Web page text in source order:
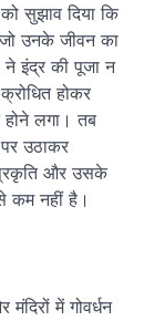
सुझाव दिया कि
जो उनके जीवन का
इंद्र की पूजा न
होकर
लगा। तब
उठाकर
प्रकृति और उसके
कम नहीं है।
में गोवर्धन